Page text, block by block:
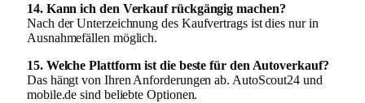
14. Kann ich den Verkauf rückgängig machen?
Nach der Unterzeichnung des Kaufvertrags ist dies nur in
Ausnahmefällen möglich.
15. Welche Plattform ist die beste für den Autoverkauf?
Das hängt von Ihren Anforderungen ab. AutoScout24 und
mobile.de sind beliebte Optionen.